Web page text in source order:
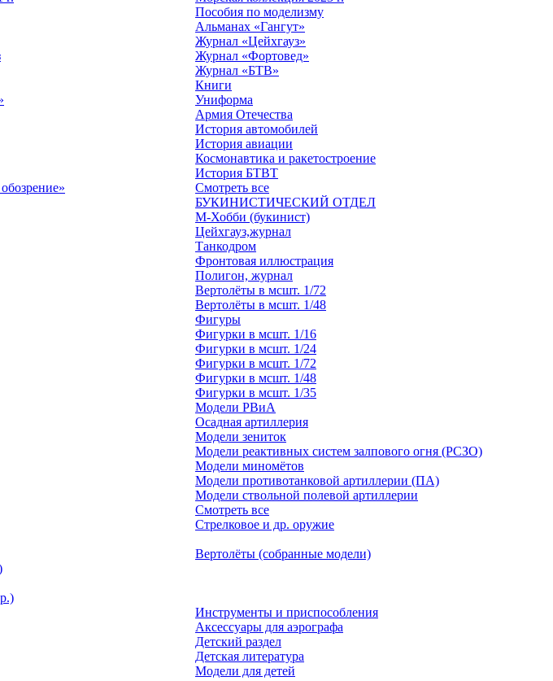
Пособия по моделизму
Альманах «Гангут»
Журнал «Цейхгауз»
Журнал «Фортовед»
Журнал «БТВ»
Книги
Униформа
Армия Отечества
История автомобилей
История авиации
Космонавтика и ракетостроение
История БТВТ
Смотреть все
БУКИНИСТИЧЕСКИЙ ОТДЕЛ
М-Хобби (букинист)
Цейхгауз,журнал
Танкодром
Фронтовая иллюстрация
Полигон, журнал
Вертолёты в мсшт. 1/72
Вертолёты в мсшт. 1/48
Фигуры
Фигурки в мсшт. 1/16
Фигурки в мсшт. 1/24
Фигурки в мсшт. 1/72
Фигурки в мсшт. 1/48
Фигурки в мсшт. 1/35
Модели РВиА
Осадная артиллерия
Модели зениток
Модели реактивных систем залпового огня (РСЗО)
Модели миномётов
Модели противотанковой артиллерии (ПА)
Модели ствольной полевой артиллерии
Смотреть все
Стрелковое и др. оружие
Вертолёты (собранные модели)
Инструменты и приспособления
Аксессуары для аэрографа
Детский раздел
Детская литература
Модели для детей